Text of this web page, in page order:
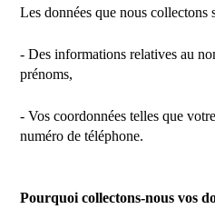
Les données que nous collectons
- Des informations relatives au
prénoms,
- Vos coordonnées telles que
numéro de téléphone.
Pourquoi collectons-nous vos